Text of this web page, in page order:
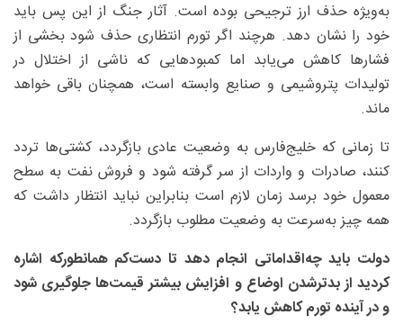
به‌ویژه حذف ارز ترجیحی بوده است. آثار جنگ از این پس باید
خود را نشان دهد. هرچند اگر تورم انتظاری حذف شود بخشی از
فشارها کاهش می‌یابد اما کمبودهایی که ناشی از اختلال در
تولیدات پتروشیمی و صنایع وابسته است، همچنان باقی خواهد
ماند.
تا زمانی که خلیج‌فارس به وضعیت عادی بازگردد، کشتی‌ها تردد
کنند، صادرات و واردات از سر گرفته شود و فروش نفت به سطح
معمول خود برسد زمان لازم است بنابراین نباید انتظار داشت که
همه چیز به‌سرعت به وضعیت مطلوب بازگردد.
دولت باید چه‌اقداماتی انجام دهد تا دست‌کم همانطورکه اشاره
کردید از بدترشدن اوضاع و افزایش بیشتر قیمت‌ها جلوگیری شود
و در آینده تورم کاهش یابد؟